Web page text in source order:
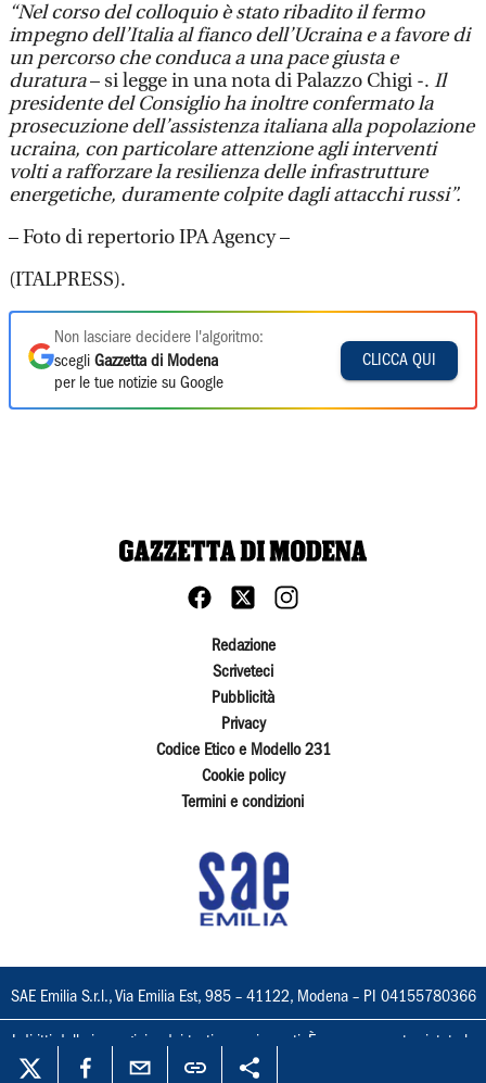
“Nel corso del colloquio è stato ribadito il fermo
impegno dell’Italia al fianco dell’Ucraina e a favore di
un percorso che conduca a una pace giusta e
duratura– si legge in una nota di Palazzo Chigi -. Il
presidente del Consiglio ha inoltre confermato la
prosecuzione dell’assistenza italiana alla popolazione
ucraina, con particolare attenzione agli interventi
volti a rafforzare la resilienza delle infrastrutture
energetiche, duramente colpite dagli attacchi russi”.
– Foto di repertorio IPA Agency –
(ITALPRESS).
Non lasciare decidere l'algoritmo:
scegli Gazzetta di Modena
per le tue notizie su Google
CLICCA QUI
Redazione
Scriveteci
Pubblicità
Privacy
Codice Etico e Modello 231
Cookie policy
Termini e condizioni
SAE Emilia S.r.l., Via Emilia Est, 985 – 41122, Modena – PI 04155780366
I diritti delle immagini e dei testi sono riservati. È espressamente vietata la
loro riproduzione con qualsiasi mezzo e l'adattamento totale o parziale.